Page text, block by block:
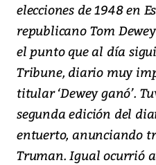
elecciones de 1948 en
republicano Tom
el punto que al día
Tribune, diario muy
titular ‘Dewey ganó’.
segunda edición del
entuerto, anunciando
Truman. Igual ocurrió